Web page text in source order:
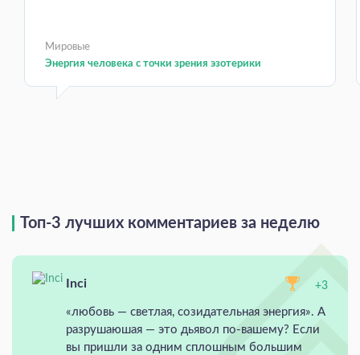
Мировые
Энергия человека с точки зрения эзотерики
Топ-3 лучших комментариев за неделю
Inci +3
«любовь — светлая, созидательная энергия». А
разрушаюшая — это дьявол по-вашему? Если
вы пришли за одним сплошным большим